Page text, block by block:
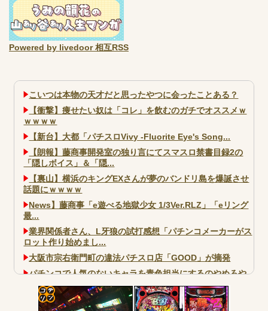
Powered by livedoor 相互RSS
こいつは本物の天才だと思ったやつに会ったことある？
【衝撃】痩せたい奴は「コレ」を飲むのガチでオススメｗ
ｗｗｗｗ
【新台】大都「パチスロVivy -Fluorite Eye's Song...
【朗報】藤商事開発室の独り言にてスマスロ禁書目録2の
「隠しボイス」＆「隠...
【裏山】横浜のキングEXさんが夢のバンドリ島を爆誕させ
話題にｗｗｗｗ
News】藤商事「e遊べる地獄少女 1/3Ver.RLZ」「eリング
最...
業界関係者さん、L牙狼の試打感想「パチンコメーカーがス
ロット作り始めまし...
大阪市宗右衛門町の違法パチスロ店「GOOD」が摘発
パチンコで人気のないキャラを青色担当にするのやめろや
ワイ、パチンコ屋店員の目の前で会員カードを握り潰し
「今までありがとう」と...